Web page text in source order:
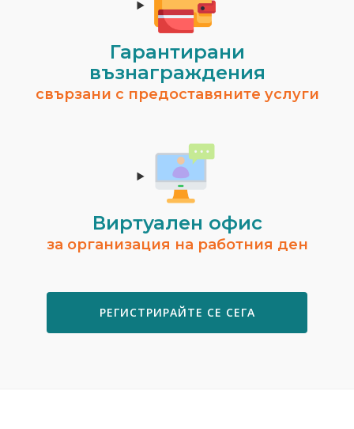
Гарантирани
възнаграждения
свързани с предоставяните услуги
Виртуален офис
за организация на работния ден
РЕГИСТРИРАЙТЕ СЕ СЕГА